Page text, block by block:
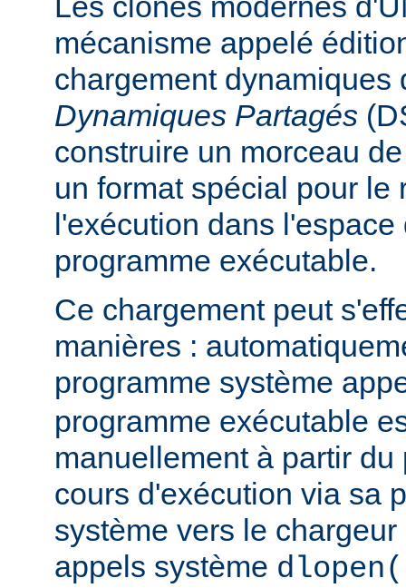
mécanisme appelé
chargement dynamiques
Dynamiques Partagés
construire un morceau
un format spécial pour le
l'exécution dans
programme exécutable.
Ce chargement peut
manières :
programme système
programme exécutable
manuellement à partir du
cours d'exécution via sa
système vers le
appels système